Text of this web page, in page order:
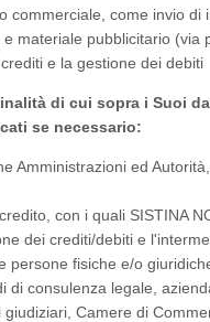
commerciale, come invio di
materiale pubblicitario (via
e la gestione dei debiti
di cui sopra i Suoi
se necessario:
Amministrazioni ed
con i quali SISTINA
dei crediti/debiti e
persone fisiche e/o
di consulenza legale,
giudiziari, Camere di